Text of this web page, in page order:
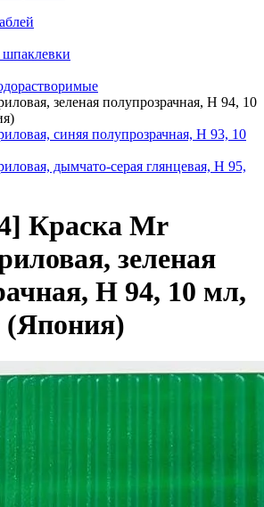
зеленая полупрозрачная, H 94, 10
синяя полупрозрачная, H 93, 10
дымчато-серая глянцевая, H 95,
Краска Mr
зеленая
H 94, 10 мл,